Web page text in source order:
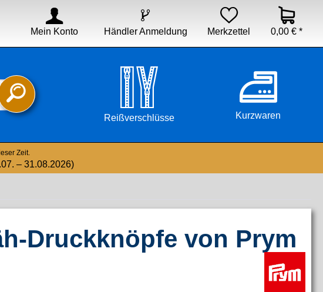
Mein Konto Händler Anmeldung

Merkzettel

0,00 € *

Reißverschlüsse Kurzwaren
Zeit.
– 31.08.2026)
Druckknöpfe von Prym